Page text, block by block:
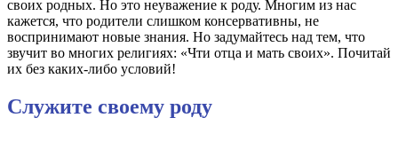
своих родных. Но это неуважение к роду. Многим из нас
кажется, что родители слишком консервативны, не
воспринимают новые знания. Но задумайтесь над тем, что
звучит во многих религиях: «Чти отца и мать своих». Почитай
их без каких-либо условий!
Служите своему роду